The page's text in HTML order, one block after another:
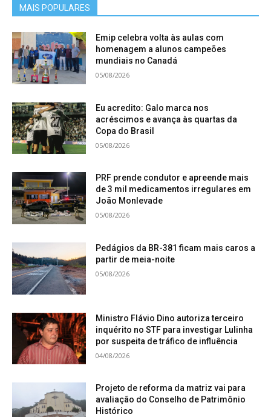
MAIS POPULARES
Emip celebra volta às aulas com
homenagem a alunos campeões
mundiais no Canadá
05/08/2026
Eu acredito: Galo marca nos
acréscimos e avança às quartas da
Copa do Brasil
05/08/2026
PRF prende condutor e apreende mais
de 3 mil medicamentos irregulares em
João Monlevade
05/08/2026
Pedágios da BR-381 ficam mais caros a
partir de meia-noite
05/08/2026
Ministro Flávio Dino autoriza terceiro
inquérito no STF para investigar Lulinha
por suspeita de tráfico de influência
04/08/2026
Projeto de reforma da matriz vai para
avaliação do Conselho de Patrimônio
Histórico